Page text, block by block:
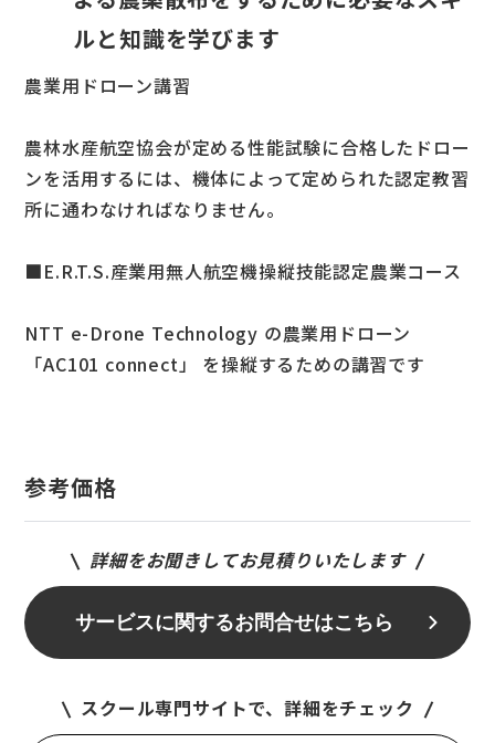
ルと知識を学びます
農業用ドローン講習
農林水産航空協会が定める性能試験に合格したドロー
ンを活用するには、機体によって定められた認定教習
所に通わなければなりません。
■E.R.T.S.産業用無人航空機操縦技能認定農業コース
NTT e-Drone Technology の農業用ドローン
「AC101 connect」 を操縦するための講習です
参考価格
詳細をお聞きしてお見積りいたします
サービスに関するお問合せはこちら
スクール専門サイトで、詳細をチェック